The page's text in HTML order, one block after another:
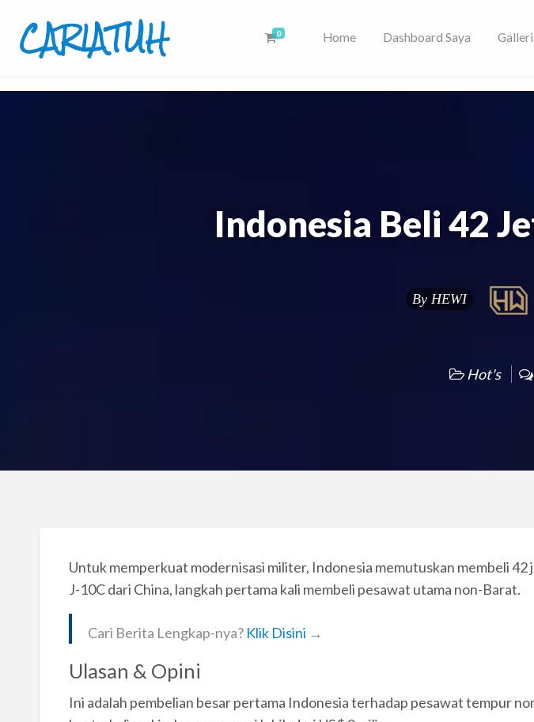
CARIATUH 0 Home Dashboard Saya Galleri
Indonesia Beli 42
By HEWI
Hot's
Untuk memperkuat modernisasi militer, Indonesia memutuskan membeli
J-10C dari China, langkah pertama kali membeli pesawat utama non-Barat.
Cari Berita Lengkap-nya? Klik Disini →
Ulasan & Opini
Ini adalah pembelian besar pertama Indonesia terhadap pesawat tempur